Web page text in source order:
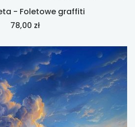
- Foletowe graffiti
Cena
78,00 zł